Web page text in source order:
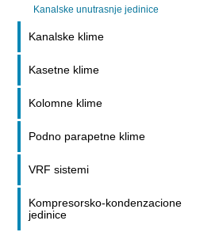
Kanalske unutrasnje jedinice
Kanalske klime
Kasetne klime
Kolomne klime
Podno parapetne klime
VRF sistemi
Kompresorsko-kondenzacione
jedinice